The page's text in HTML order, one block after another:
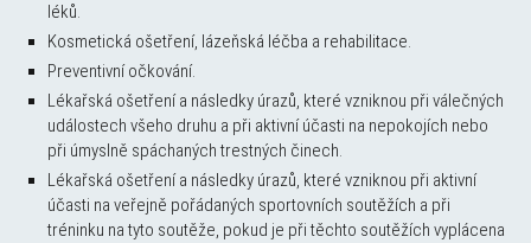
léků.
Kosmetická ošetření, lázeňská léčba a rehabilitace.
Preventivní očkování.
Lékařská ošetření a následky úrazů, které vzniknou při válečných
událostech všeho druhu a při aktivní účasti na nepokojích nebo
při úmyslně spáchaných trestných činech.
Lékařská ošetření a následky úrazů, které vzniknou při aktivní
účasti na veřejně pořádaných sportovních soutěžích a při
tréninku na tyto soutěže, pokud je při těchto soutěžích vyplácena